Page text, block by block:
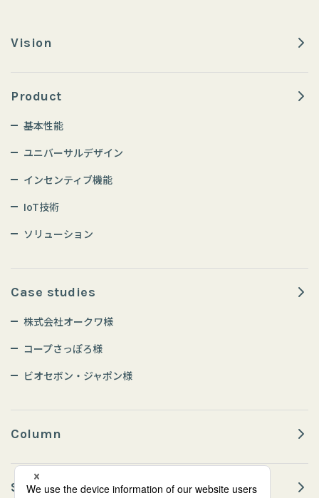
Vision
Product
基本性能
ユニバーサルデザイン
インセンティブ機能
IoT技術
ソリューション
Case studies
株式会社オークワ様
コープさっぽろ様
ビオセボン・ジャポン様
Column
Sustainability